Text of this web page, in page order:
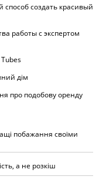
способ создать красивый
работы с экспертом
дім
про подобову оренду
побажання своїми
а не розкіш